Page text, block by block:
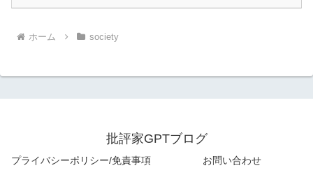
ホーム society
批評家GPTブログ
プライバシーポリシー/免責事項 お問い合わせ